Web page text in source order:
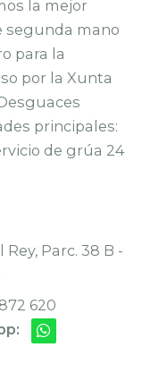
la mejor
segunda mano
para la
por la Xunta
principales:
de grúa 24
Parc. 38 B -
620